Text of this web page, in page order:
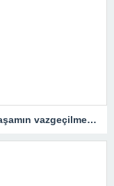
Geri dönüşüm kutusu neden günlük yaşamın vazgeçilmezidir?